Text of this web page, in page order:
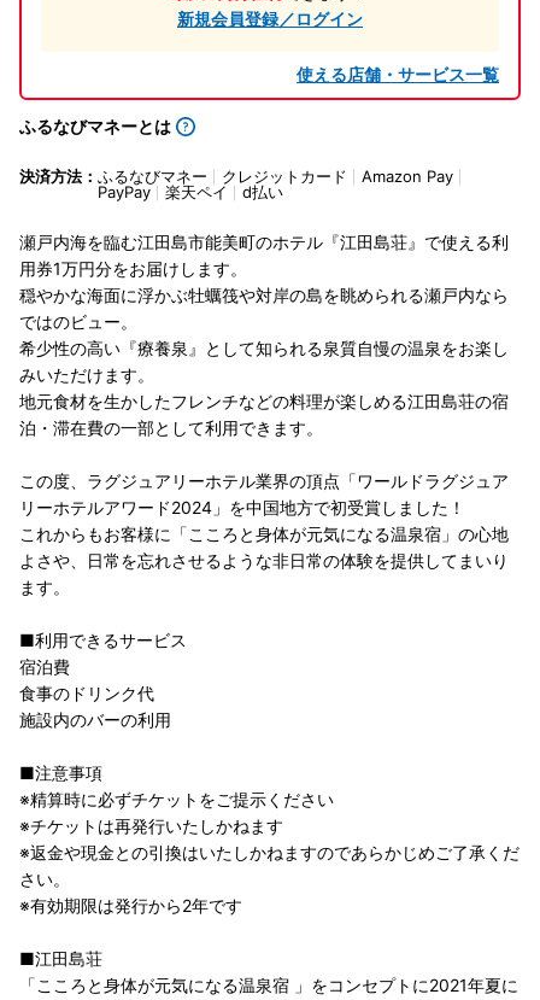
新規会員登録／ログイン
使える店舗・サービス一覧
ふるなびマネーとは
決済方法： ふるなびマネー クレジットカード
Amazon Pay
PayPay
楽天ペイ d払い
瀬戸内海を臨む江田島市能美町のホテル『江田島荘』で使える利
用券1万円分をお届けします。
穏やかな海面に浮かぶ牡蠣筏や対岸の島を眺められる瀬戸内なら
ではのビュー。
希少性の高い『療養泉』として知られる泉質自慢の温泉をお楽し
みいただけます。
地元食材を生かしたフレンチなどの料理が楽しめる江田島荘の宿
泊・滞在費の一部として利用できます。
この度、ラグジュアリーホテル業界の頂点「ワールドラグジュア
リーホテルアワード2024」を中国地方で初受賞しました！
これからもお客様に「こころと身体が元気になる温泉宿」の心地
よさや、日常を忘れさせるような非日常の体験を提供してまいり
ます。
■利用できるサービス
宿泊費
食事のドリンク代
施設内のバーの利用
■注意事項
※精算時に必ずチケットをご提示ください
※チケットは再発行いたしかねます
※返金や現金との引換はいたしかねますのであらかじめご了承くだ
さい。
※有効期限は発行から2年です
■江田島荘
「こころと身体が元気になる温泉宿 」をコンセプトに2021年夏に